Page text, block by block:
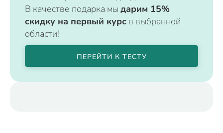
В качестве подарка мы дарим 15%
скидку на первый курс в выбранной
области!
ПЕРЕЙТИ К ТЕСТУ